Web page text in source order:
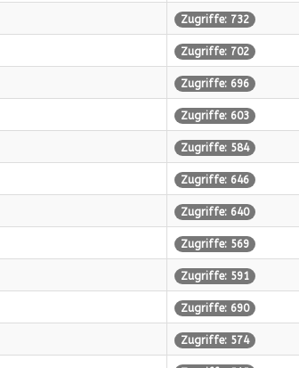
Zugriffe: 732
Zugriffe: 702
Zugriffe: 696
Zugriffe: 603
Zugriffe: 584
Zugriffe: 646
Zugriffe: 640
Zugriffe: 569
Zugriffe: 591
Zugriffe: 690
Zugriffe: 574